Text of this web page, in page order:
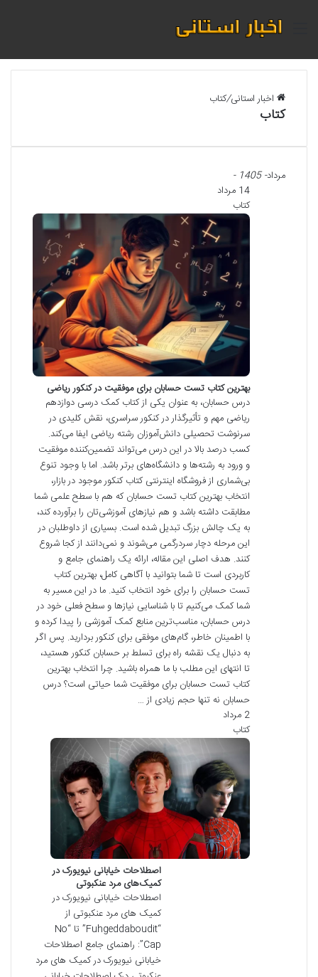
منو
اخبار استانی/کتاب
کتاب
مرداد- 1405 -
14 مرداد
کتاب
بهترین کتاب تست حسابان برای موفقیت در کنکور ریاضی
درس حسابان، به عنوان یکی از کتاب کمک درسی دوازدهم
ریاضی مهم و تأثیرگذار در کنکور سراسری، نقش کلیدی در
سرنوشت تحصیلی دانش‌آموزان رشته ریاضی ایفا می‌کند.
کسب درصد بالا در این درس می‌تواند تضمین‌کننده موفقیت
و ورود به رشته‌ها و دانشگاه‌های برتر باشد. اما با وجود تنوع
بی‌شماری از فروشگاه اینترنتی کتاب کنکور موجود در بازار،
انتخاب بهترین کتاب تست حسابان که هم با سطح علمی شما
مطابقت داشته باشد و هم نیازهای آموزشی‌تان را برآورده کند،
به یک چالش بزرگ تبدیل شده است. بسیاری از داوطلبان در
این مرحله دچار سردرگمی می‌شوند و نمی‌دانند از کجا شروع
کنند. هدف اصلی این مقاله، ارائه یک راهنمای جامع و
کاربردی است تا شما بتوانید با آگاهی کامل، بهترین کتاب
تست حسابان را برای خود انتخاب کنید. ما در این مسیر به
شما کمک می‌کنیم تا با شناسایی نیازها و سطح فعلی خود در
درس حسابان، مناسب‌ترین منابع کمک آموزشی را پیدا کرده و
با اطمینان خاطر، گام‌های موفقی برای کنکور بردارید. پس اگر
به دنبال یک نقشه راه برای تسلط بر حسابان کنکور هستید،
تا انتهای این مطلب با ما همراه باشید. چرا انتخاب بهترین
کتاب تست حسابان برای موفقیت شما حیاتی است؟ درس
حسابان نه تنها حجم زیادی از …
2 مرداد
کتاب
اصطلاحات خیابانی نیویورک در
کمیک‌های مرد عنکبوتی
اصطلاحات خیابانی نیویورک در
کمیک های مرد عنکبوتی از
“Fuhgeddaboudit” تا “No
Cap”: راهنمای جامع اصطلاحات
خیابانی نیویورک در کمیک های مرد